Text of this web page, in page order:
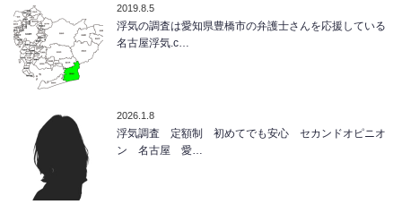
2019.8.5
浮気の調査は愛知県豊橋市の弁護士さんを応援している
名古屋浮気.c…
2026.1.8
浮気調査 定額制 初めてでも安心 セカンドオピニオ
ン 名古屋 愛…